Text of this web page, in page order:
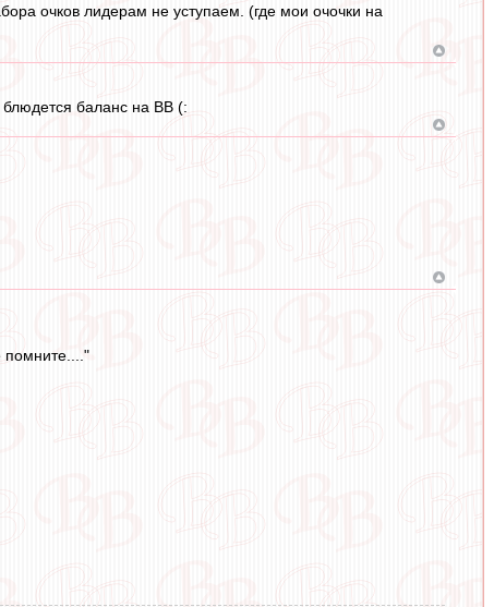
очков лидерам не уступаем. (где мои очочки на
баланс на ВВ (:
помните...."